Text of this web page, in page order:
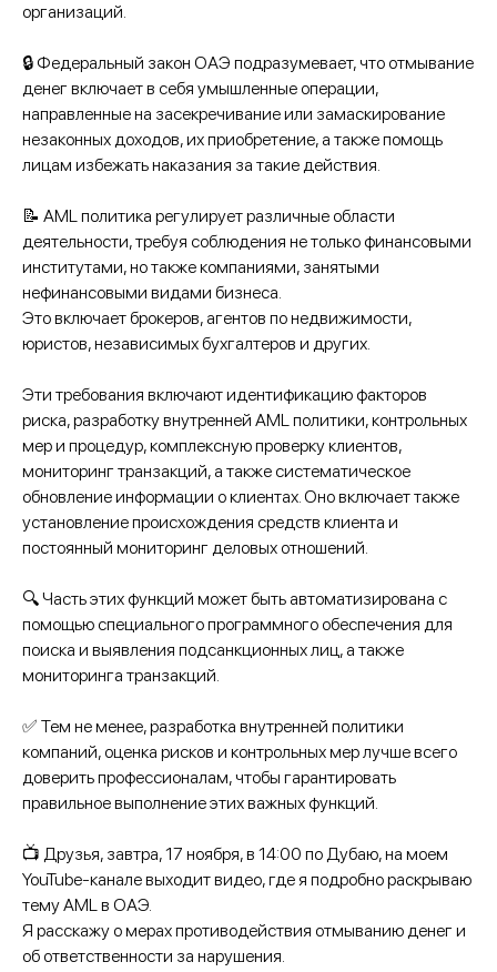
организаций.
🔒 Федеральный закон ОАЭ подразумевает, что отмывание
денег включает в себя умышленные операции,
направленные на засекречивание или замаскирование
незаконных доходов, их приобретение, а также помощь
лицам избежать наказания за такие действия.
📝 AML политика регулирует различные области
деятельности, требуя соблюдения не только финансовыми
институтами, но также компаниями, занятыми
нефинансовыми видами бизнеса.
Это включает брокеров, агентов по недвижимости,
юристов, независимых бухгалтеров и других.
Эти требования включают идентификацию факторов
риска, разработку внутренней AML политики, контрольных
мер и процедур, комплексную проверку клиентов,
мониторинг транзакций, а также систематическое
обновление информации о клиентах. Оно включает также
установление происхождения средств клиента и
постоянный мониторинг деловых отношений.
🔍 Часть этих функций может быть автоматизирована с
помощью специального программного обеспечения для
поиска и выявления подсанкционных лиц, а также
мониторинга транзакций.
✅ Тем не менее, разработка внутренней политики
компаний, оценка рисков и контрольных мер лучше всего
доверить профессионалам, чтобы гарантировать
правильное выполнение этих важных функций.
📺 Друзья, завтра, 17 ноября, в 14:00 по Дубаю, на моем
YouTube-канале выходит видео, где я подробно раскрываю
тему AML в ОАЭ.
Я расскажу о мерах противодействия отмыванию денег и
об ответственности за нарушения.